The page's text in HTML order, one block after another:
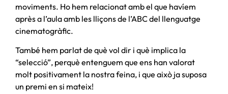
moviments. Ho hem relacionat amb el que havíem
après a l’aula amb les lliçons de l’ABC del llenguatge
cinematogràfic.
També hem parlat de què vol dir i què implica la
“selecció”, perquè entenguem que ens han valorat
molt positivament la nostra feina, i que això ja suposa
un premi en si mateix!